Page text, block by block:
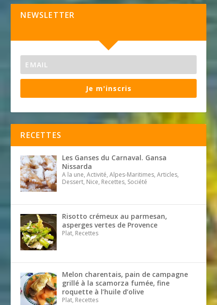
NEWSLETTER
Je m'inscris
RECETTES
Les Ganses du Carnaval. Gansa
Nissarda
A la une, Activité, Alpes-Maritimes, Articles,
Dessert, Nice, Recettes, Société
Risotto crémeux au parmesan,
asperges vertes de Provence
Plat, Recettes
Melon charentais, pain de campagne
grillé à la scamorza fumée, fine
roquette à l’huile d’olive
Plat, Recettes